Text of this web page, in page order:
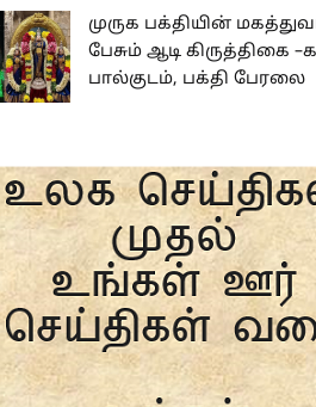
முருக பக்தியின்
பேசும் ஆடி கிருத்திகை
பால்குடம், பக்தி பேரலை